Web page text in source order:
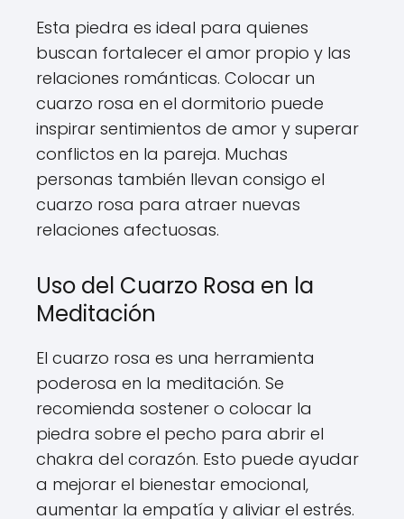
Esta piedra es ideal para quienes
buscan fortalecer el amor propio y las
relaciones románticas. Colocar un
cuarzo rosa en el dormitorio puede
inspirar sentimientos de amor y superar
conflictos en la pareja. Muchas
personas también llevan consigo el
cuarzo rosa para atraer nuevas
relaciones afectuosas.
Uso del Cuarzo Rosa en la
Meditación
El cuarzo rosa es una herramienta
poderosa en la meditación. Se
recomienda sostener o colocar la
piedra sobre el pecho para abrir el
chakra del corazón. Esto puede ayudar
a mejorar el bienestar emocional,
aumentar la empatía y aliviar el estrés.